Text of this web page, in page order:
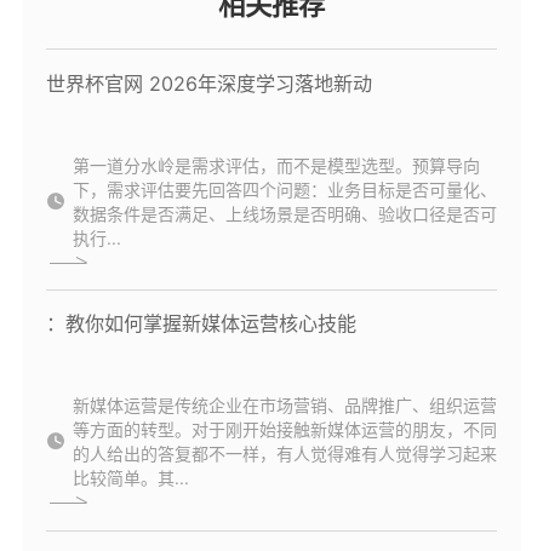
世界杯官网 2026年深度学习落地新动
第一道分水岭是需求评估，而不是模型选型。预算导向
下，需求评估要先回答四个问题：业务目标是否可量化、
数据条件是否满足、上线场景是否明确、验收口径是否可
执行...
：教你如何掌握新媒体运营核心技能
新媒体运营是传统企业在市场营销、品牌推广、组织运营
等方面的转型。对于刚开始接触新媒体运营的朋友，不同
的人给出的答复都不一样，有人觉得难有人觉得学习起来
比较简单。其...